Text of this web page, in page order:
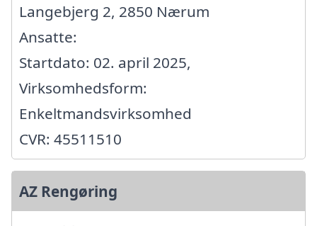
Langebjerg 2, 2850 Nærum
Ansatte:
Startdato: 02. april 2025,
Virksomhedsform:
Enkeltmandsvirksomhed
CVR: 45511510
AZ Rengøring